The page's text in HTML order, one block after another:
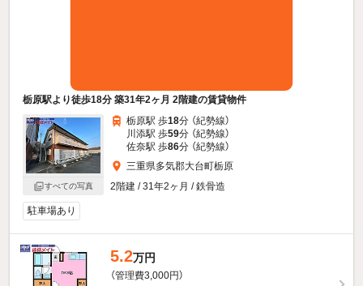
栃原駅より徒歩18分 築31年2ヶ月 2階建の賃貸物件
すべての写真
栃原駅 歩18分 （紀勢線）
川添駅 歩59分 （紀勢線）
佐奈駅 歩86分 （紀勢線）
三重県多気郡大台町栃原
2階建 / 31年2ヶ月 / 鉄骨造
駐車場あり
5.2万円
（管理費3,000円）